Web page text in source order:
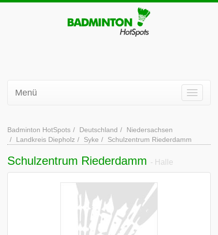
Menü
Badminton HotSpots Deutschland
Niedersachsen
Landkreis Diepholz
Syke Schulzentrum Riederdamm
Schulzentrum Riederdamm - Halle